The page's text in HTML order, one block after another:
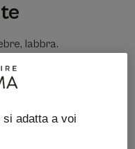
labbra.
petto, gambe e
quando
adatta a voi